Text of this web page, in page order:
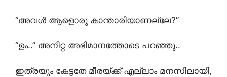
“അവൾ ആളൊരു കാന്താരിയാണല്ലേ?”
“ഉം..” അനീറ്റ അഭിമാനത്തോടെ പറഞ്ഞു..
ഇത്രയും കേട്ടതേ മീരയ്ക്ക് എല്ലാം മനസിലായി,